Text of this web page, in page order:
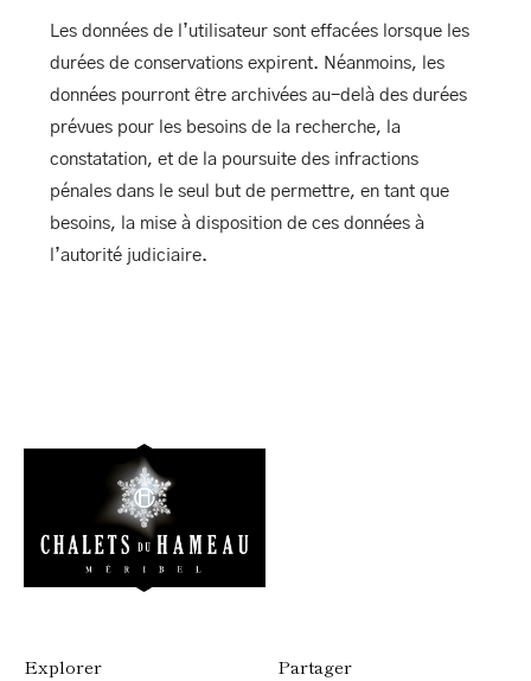
Les données de l’utilisateur sont effacées lorsque les
durées de conservations expirent. Néanmoins, les
données pourront être archivées au-delà des durées
prévues pour les besoins de la recherche, la
constatation, et de la poursuite des infractions
pénales dans le seul but de permettre, en tant que
besoins, la mise à disposition de ces données à
l’autorité judiciaire.
Explorer Partager